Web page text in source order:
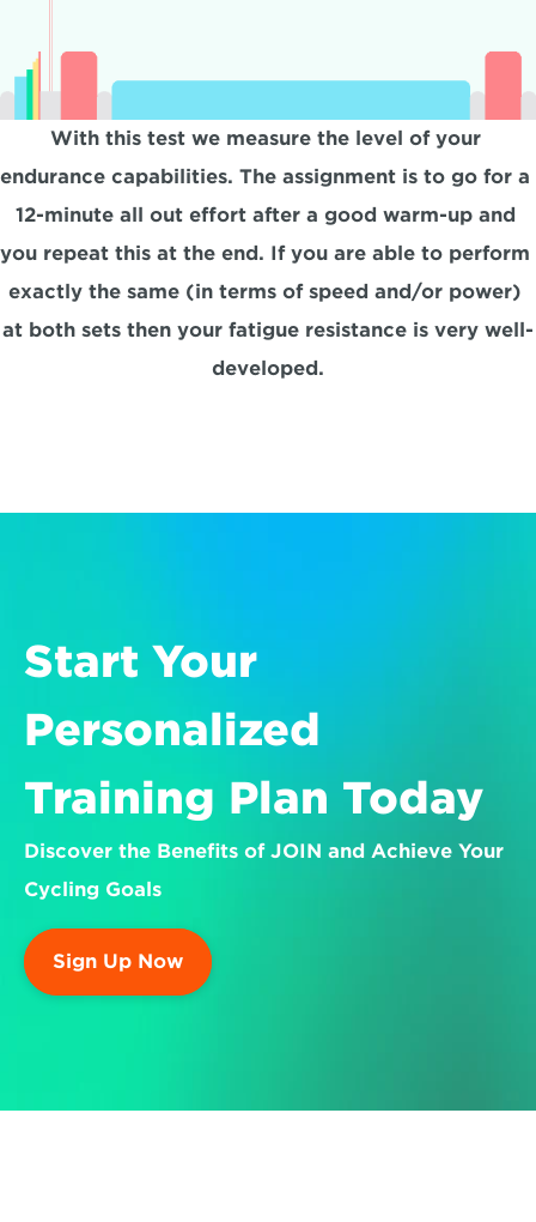
With this test we measure the level of your
endurance capabilities. The assignment is to go for a
12-minute all out effort after a good warm-up and
you repeat this at the end. If you are able to perform
exactly the same (in terms of speed and/or power)
at both sets then your fatigue resistance is very well-
developed.
Start Your
Personalized
Training Plan Today
Discover the Benefits of JOIN and Achieve Your
Cycling Goals
Sign Up Now